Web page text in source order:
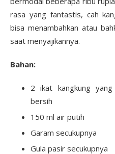
rasa yang fantastis, cah
bisa menambahkan atau
saat menyajikannya.
Bahan:
2 ikat kangkung
bersih
150 ml air putih
Garam secukupnya
Gula pasir secukupnya